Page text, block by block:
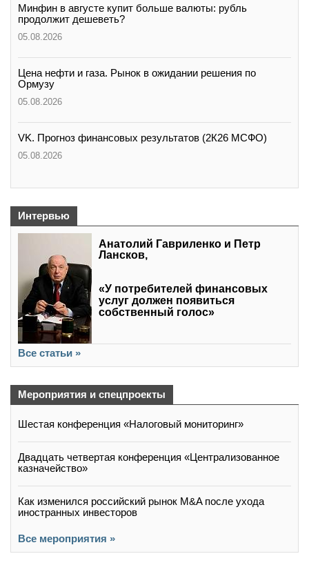
Минфин в августе купит больше валюты: рубль
продолжит дешеветь?
05.08.2026
Цена нефти и газа. Рынок в ожидании решения по
Ормузу
05.08.2026
VK. Прогноз финансовых результатов (2К26 МСФО)
05.08.2026
Интервью
Анатолий Гавриленко и Петр
Лансков,
«У потребителей финансовых
услуг должен появиться
собственный голос»
Все статьи »
Мероприятия и спецпроекты
Шестая конференция «Налоговый мониторинг»
Двадцать четвертая конференция «Централизованное
казначейство»
Как изменился российский рынок M&A после ухода
иностранных инвесторов
Все мероприятия »